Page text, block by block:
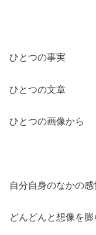
ひとつの事実
ひとつの文章
ひとつの画像から
自分自身のなかの
どんどんと想像を